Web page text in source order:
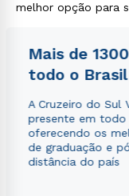
melhor opção para
Mais de
todo o Brasil
A Cruzeiro do Sul
presente em todo
oferecendo os
de graduação e
distância do país